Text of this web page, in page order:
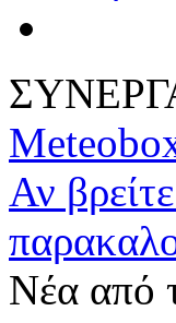
Αν
Νέα από